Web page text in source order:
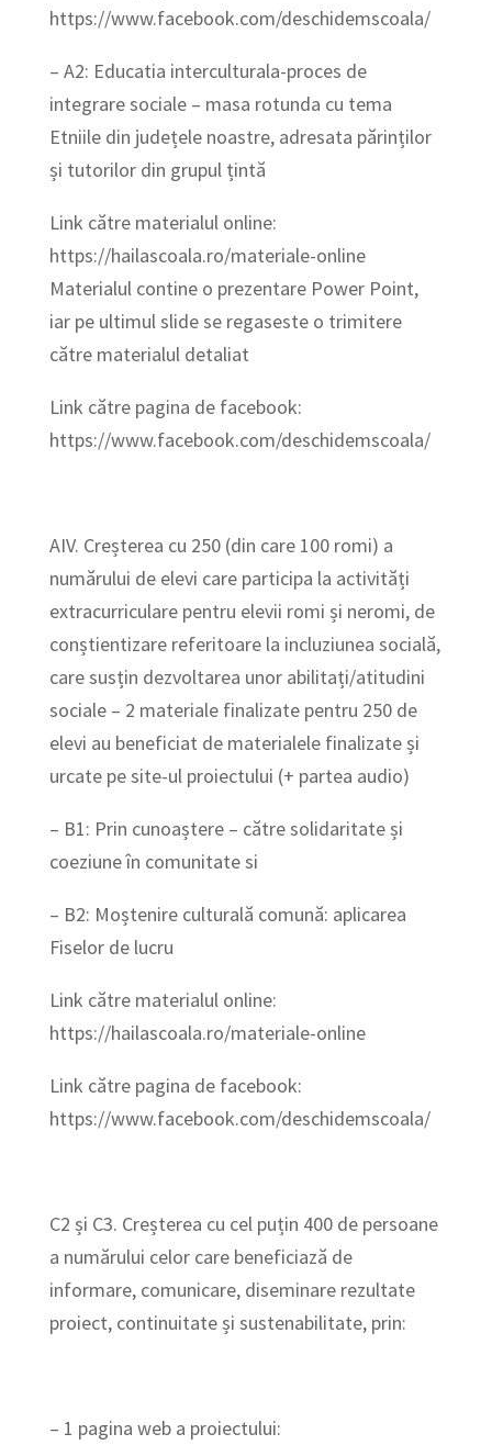
https://www.facebook.com/deschidemscoala/
– A2: Educatia interculturala-proces de
integrare sociale – masa rotunda cu tema
Etniile din județele noastre, adresata părinților
și tutorilor din grupul țintă
Link către materialul online:
https://hailascoala.ro/materiale-online
Materialul contine o prezentare Power Point,
iar pe ultimul slide se regaseste o trimitere
către materialul detaliat
Link către pagina de facebook:
https://www.facebook.com/deschidemscoala/
AIV. Creșterea cu 250 (din care 100 romi) a
numărului de elevi care participa la activități
extracurriculare pentru elevii romi și neromi, de
conștientizare referitoare la incluziunea socială,
care susțin dezvoltarea unor abilitați/atitudini
sociale – 2 materiale finalizate pentru 250 de
elevi au beneficiat de materialele finalizate și
urcate pe site-ul proiectului (+ partea audio)
– B1: Prin cunoaștere – către solidaritate și
coeziune în comunitate si
– B2: Moștenire culturală comună: aplicarea
Fiselor de lucru
Link către materialul online:
https://hailascoala.ro/materiale-online
Link către pagina de facebook:
https://www.facebook.com/deschidemscoala/
C2 și C3. Creșterea cu cel puțin 400 de persoane
a numărului celor care beneficiază de
informare, comunicare, diseminare rezultate
proiect, continuitate și sustenabilitate, prin:
– 1 pagina web a proiectului: